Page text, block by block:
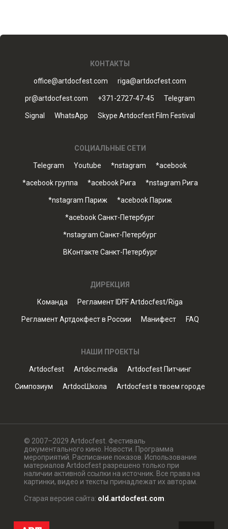
КОНТАКТЫ
office@artdocfest.com riga@artdocfest.com
pr@artdocfest.com +371-2727-47-45 Telegram
Signal WhatsApp Skype Artdocfest Film Festival
СОЦИАЛЬНЫЕ СЕТИ
Telegram Youtube *nstagram *acebook
*acebook группа *acebook Рига *nstagram Рига
*nstagram Париж *acebook Париж
*acebook Санкт-Петербург
*nstagram Санкт-Петербург
ВКонтакте Санкт-Петербург
ДИРЕКЦИЯ
Команда Регламент IDFF Artdocfest/Riga
Регламент Артдокфест в России Манифест FAQ
НАШИ ПРОЕКТЫ
Artdocfest Artdoc.media Artdocfest Питчинг
Симпозиум ArtdocШкола Artdocfest в твоем городе
© 2007–2029 Artdocfest. Фестиваль
документального кино. Новости. Программа
мероприятий. Расписание показов. Использование
материалов Artdocfest разрешено только при
наличии активной ссылки на источник. Все права на
картинки, видео и тексты принадлежат их авторам.
Старая версия сайта: old.artdocfest.com